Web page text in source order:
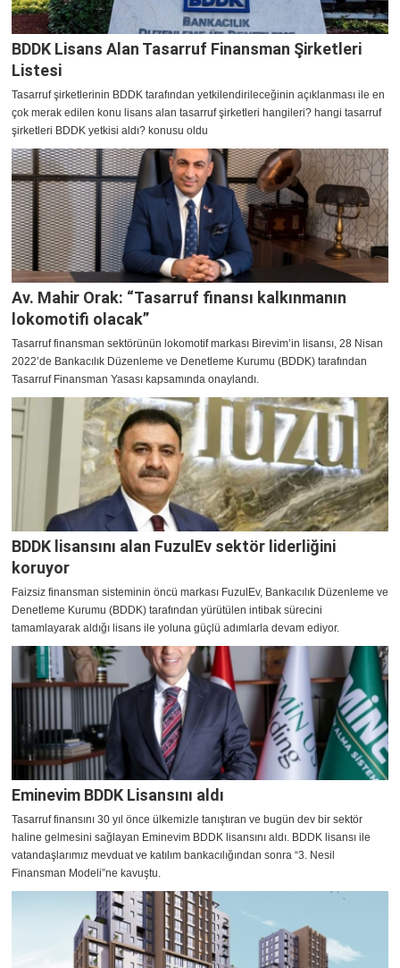
BDDK Lisans Alan Tasarruf Finansman Şirketleri
Listesi
Tasarruf şirketlerinin BDDK tarafından yetkilendirileceğinin açıklanması ile en
çok merak edilen konu lisans alan tasarruf şirketleri hangileri? hangi tasarruf
şirketleri BDDK yetkisi aldı? konusu oldu
Av. Mahir Orak: “Tasarruf finansı kalkınmanın
lokomotifi olacak”
Tasarruf finansman sektörünün lokomotif markası Birevim’in lisansı, 28 Nisan
2022’de Bankacılık Düzenleme ve Denetleme Kurumu (BDDK) tarafından
Tasarruf Finansman Yasası kapsamında onaylandı.
BDDK lisansını alan FuzulEv sektör liderliğini
koruyor
Faizsiz finansman sisteminin öncü markası FuzulEv, Bankacılık Düzenleme ve
Denetleme Kurumu (BDDK) tarafından yürütülen intibak sürecini
tamamlayarak aldığı lisans ile yoluna güçlü adımlarla devam ediyor.
Eminevim BDDK Lisansını aldı
Tasarruf finansını 30 yıl önce ülkemizle tanıştıran ve bugün dev bir sektör
haline gelmesini sağlayan Eminevim BDDK lisansını aldı. BDDK lisansı ile
vatandaşlarımız mevduat ve katılım bankacılığından sonra “3. Nesil
Finansman Modeli”ne kavuştu.